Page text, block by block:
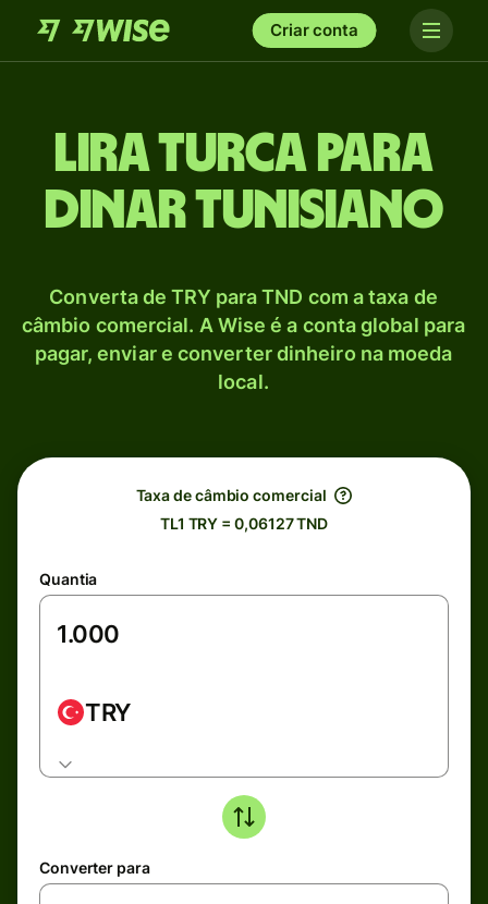
Criar conta
Lira turca para
Dinar tunisiano
Converta de TRY para TND com a taxa de
câmbio comercial. A Wise é a conta global para
pagar, enviar e converter dinheiro na moeda
local.
Taxa de câmbio comercial
TL1 TRY = 0,06127 TND
Quantia
TRY
Converter para